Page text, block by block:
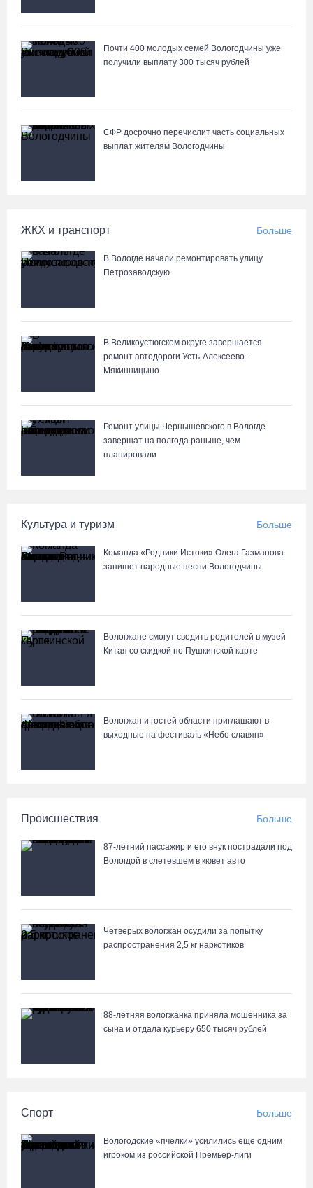
07.08.26 / 11:19
В 2026 году аппараты МРТ появятся в двух вологодских
медучреждениях
07.08.26 / 11:18
В Вологде иномарка сбила 12-летнего велосипедиста
07.08.26 / 10:24
Почти 60 тысяч вологжан научились защищать себя от
киберугроз
07.08.26 / 09:55
На Вологодчине подвели итоги XII областной Спартакиады
ветеранов и пенсионеров
Дне города Тотьмы
Почти 400 молодых семей Вологодчины уже
получили выплату 300 тысяч рублей
СФР досрочно перечислит часть социальных
выплат жителям Вологодчины
ЖКХ и транспорт Больше
В Вологде начали ремонтировать улицу
Петрозаводскую
В Великоустюгском округе завершается
ремонт автодороги Усть-Алексеево –
Мякинницыно
Ремонт улицы Чернышевского в Вологде
завершат на полгода раньше, чем
планировали
Культура и туризм Больше
Команда «Родники.Истоки» Олега Газманова
запишет народные песни Вологодчины
Вологжане смогут сводить родителей в музей
Китая со скидкой по Пушкинской карте
Вологжан и гостей области приглашают в
выходные на фестиваль «Небо славян»
Происшествия Больше
87-летний пассажир и его внук пострадали под
Вологдой в слетевшем в кювет авто
Четверых вологжан осудили за попытку
распространения 2,5 кг наркотиков
88-летняя вологжанка приняла мошенника за
сына и отдала курьеру 650 тысяч рублей
Спорт Больше
Вологодские «пчелки» усилились еще одним
игроком из российской Премьер-лиги